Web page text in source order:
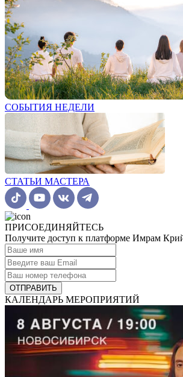
СОБЫТИЯ НЕДЕЛИ
СТАТЬИ МАСТЕРА
ПРИСОЕДИНЯЙТЕСЬ
Получите доступ к платформе Имрам
ОТПРАВИТЬ
КАЛЕНДАРЬ МЕРОПРИЯТИЙ